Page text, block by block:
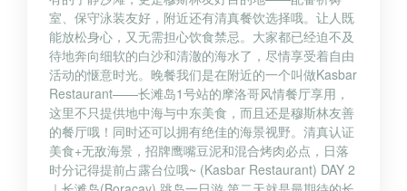
室、保守泳装友好，附近还有清真餐饮选择哦。让人既
能放松身心，又无需担心饮食禁忌。大家都已经迫不及
待地奔向细软的白沙和清澈的海水了，尽情享受着自由
活动的惬意时光。晚餐我们是在附近的一个叫做Kasbar
Restaurant——长滩岛1号站的摩洛哥风情餐厅享用，
这里不只提供地中海与中东美食，而且还是穆斯林友善
的餐厅哦！同时还可以拥有绝佳的海景视野。清真认证
美食+无敌海景，招牌鹰嘴豆泥和混合烤肉必点，日落
时分记得提前占露台位哦~ (Kasbar Restaurant) DAY 2